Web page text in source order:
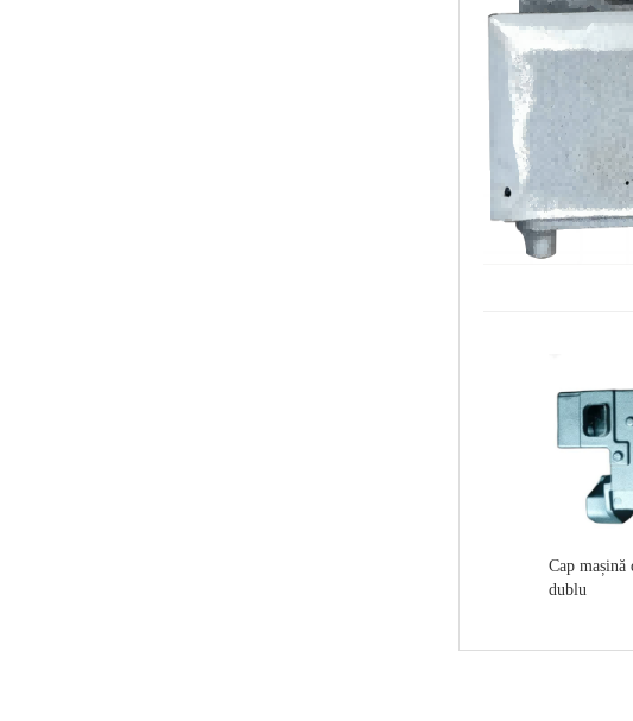
Cap mașină
dublu